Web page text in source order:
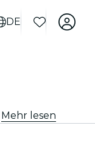
DE
Mehr lesen